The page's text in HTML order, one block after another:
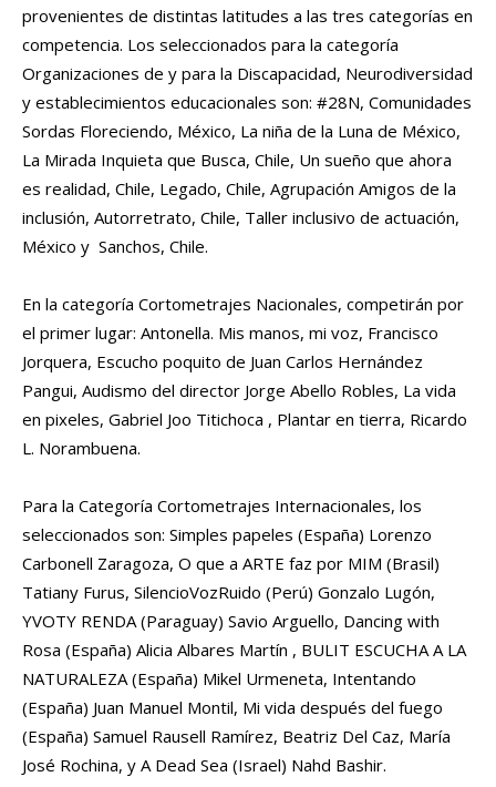
provenientes de distintas latitudes a las tres categorías en
competencia. Los seleccionados para la categoría
Organizaciones de y para la Discapacidad, Neurodiversidad
y establecimientos educacionales son: #28N, Comunidades
Sordas Floreciendo, México, La niña de la Luna de México,
La Mirada Inquieta que Busca, Chile, Un sueño que ahora
es realidad, Chile, Legado, Chile, Agrupación Amigos de la
inclusión, Autorretrato, Chile, Taller inclusivo de actuación,
México y Sanchos, Chile.
En la categoría Cortometrajes Nacionales, competirán por
el primer lugar: Antonella. Mis manos, mi voz, Francisco
Jorquera, Escucho poquito de Juan Carlos Hernández
Pangui, Audismo del director Jorge Abello Robles, La vida
en pixeles, Gabriel Joo Titichoca , Plantar en tierra, Ricardo
L. Norambuena.
Para la Categoría Cortometrajes Internacionales, los
seleccionados son: Simples papeles (España) Lorenzo
Carbonell Zaragoza, O que a ARTE faz por MIM (Brasil)
Tatiany Furus, SilencioVozRuido (Perú) Gonzalo Lugón,
YVOTY RENDA (Paraguay) Savio Arguello, Dancing with
Rosa (España) Alicia Albares Martín , BULIT ESCUCHA A LA
NATURALEZA (España) Mikel Urmeneta, Intentando
(España) Juan Manuel Montil, Mi vida después del fuego
(España) Samuel Rausell Ramírez, Beatriz Del Caz, María
José Rochina, y A Dead Sea (Israel) Nahd Bashir.